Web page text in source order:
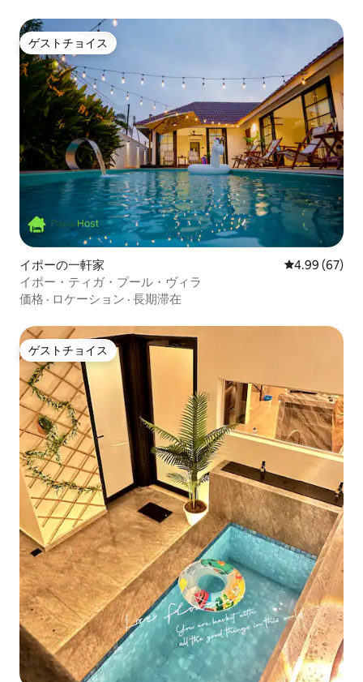
ゲストチョイス
ゲストチョイス
イポーの一軒家 レビュー67
4.99 (67)
イポー・ティガ・プール・ヴィラ
価格 · ロケーション · 長期滞在
ゲストチョイス
ゲストチョイス